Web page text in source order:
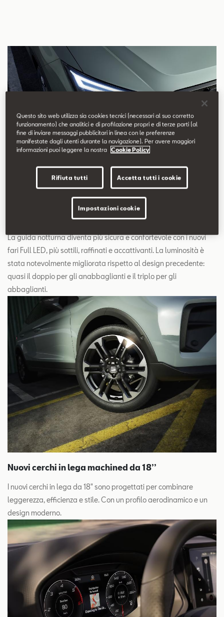
Nuovi fari Full LED
La guida notturna diventa più sicura e confortevole con i nuovi
fari Full LED, più sottili, raffinati e accattivanti. La luminosità è
stata notevolmente migliorata rispetto al design precedente:
quasi il doppio per gli anabbaglianti e il triplo per gli
abbaglianti.
Nuovi cerchi in lega machined da 18’’
I nuovi cerchi in lega da 18" sono progettati per combinare
leggerezza, efficienza e stile. Con un profilo aerodinamico e un
design moderno.
Questo sito web utilizza sia cookies tecnici (necessari al suo corretto
funzionamento) che analitici e di profilazione propri e di terze parti (al
fine di inviare messaggi pubblicitari in linea con le preferenze
manifestate dagli utenti durante la navigazione). Per avere maggiori
informazioni puoi leggere la nostra
Cookie Policy
Rifiuta tutti Accetta tutti i cookie
Impostazioni cookie